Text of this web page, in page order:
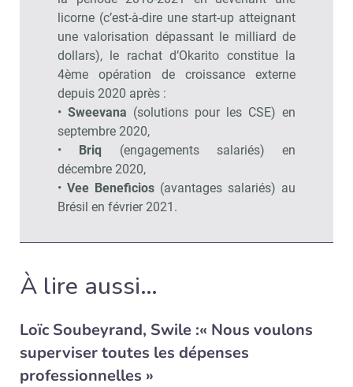
licorne (c’est-à-dire une start-up atteignant
une valorisation dépassant le milliard de
dollars), le rachat d’Okarito constitue la
4ème opération de croissance externe
depuis 2020 après :
• Sweevana (solutions pour les CSE) en
septembre 2020,
• Briq (engagements salariés) en
décembre 2020,
• Vee Beneficios (avantages salariés) au
Brésil en février 2021.
À lire aussi…
Loïc Soubeyrand, Swile :« Nous voulons
superviser toutes les dépenses
professionnelles »
Recevoir RH Matin
Valider